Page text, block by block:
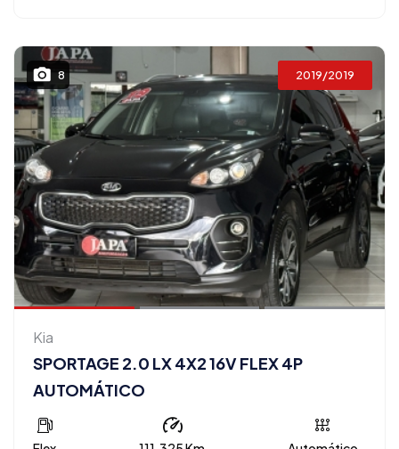
8 2019/2019
Kia
SPORTAGE 2.0 LX 4X2 16V FLEX 4P
AUTOMÁTICO